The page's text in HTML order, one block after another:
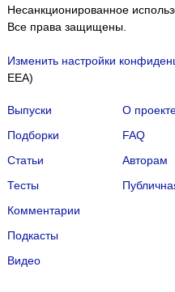
Несанкционированное
Все права защищены.
Изменить настройки
EEA)
Выпуски
Подборки
Статьи
Тесты
Комментарии
Подкасты
Видео
О
FAQ
Авторам